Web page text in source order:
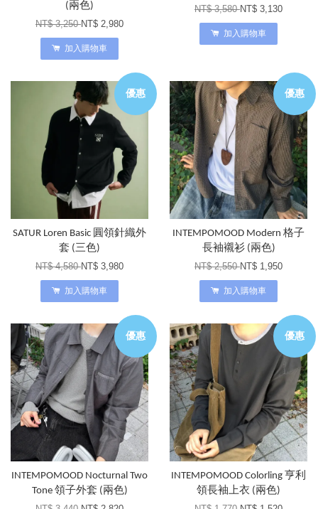
(兩色)
NT$ 3,250NT$ 2,980
加入購物車
NT$ 3,580NT$ 3,130
加入購物車
優惠
SATUR Loren Basic 圓領針織外
套 (三色)
NT$ 4,580NT$ 3,980
加入購物車
優惠
INTEMPOMOOD Modern 格子
長袖襯衫 (兩色)
NT$ 2,550NT$ 1,950
加入購物車
優惠
INTEMPOMOOD Nocturnal Two
Tone 領子外套 (兩色)
優惠
INTEMPOMOOD Colorling 亨利
領長袖上衣 (兩色)